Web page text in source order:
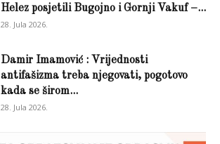
Helez posjetili Bugojno i Gornji Vakuf –...
28. Jula 2026.
Damir Imamović : Vrijednosti
antifašizma treba njegovati, pogotovo
kada se širom...
28. Jula 2026.